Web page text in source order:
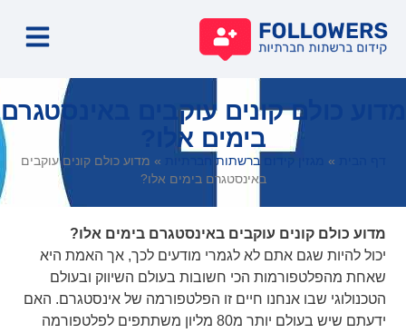
מדוע כולם קונים עוקבים באינסטגרם
בימים אלו?
» מגזין קידום ברשתות חברתיות » מדוע כולם קונים עוקבים
באינסטגרם בימים אלו?
מדוע כולם קונים עוקבים באינסטגרם בימים אלו?
יכול להיות שגם אתם לא לגמרי מודעים לכך, אך האמת היא
שאחת מהפלטפורמות הכי חשובות בעולם השיווק ובעולם
הטכנולוגי שבו אנחנו חיים זו הפלטפורמה של אינסטגרם. האם
ידעתם שיש בעולם יותר מ80 מליון משתתפים לפלטפורמה